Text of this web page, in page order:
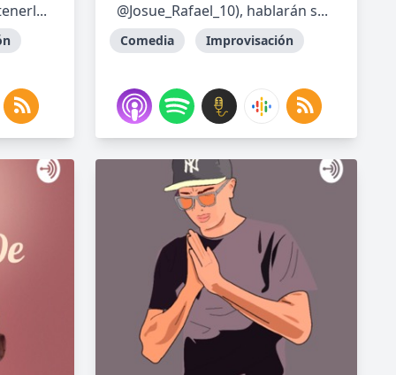
@Josue_Rafael_10), hablarán s...
Comedia Improvisación